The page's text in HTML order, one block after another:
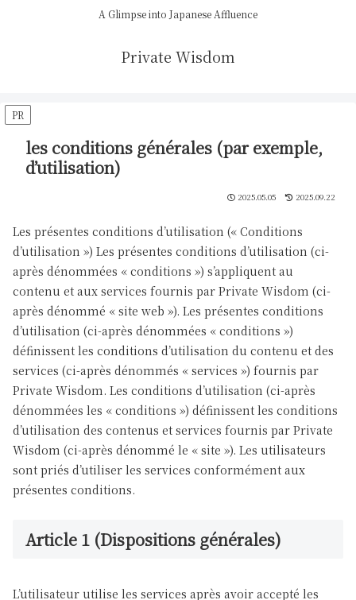
A Glimpse into Japanese Affluence
Private Wisdom
PR
les conditions générales (par exemple,
d’utilisation)
2025.05.05 2025.09.22
Les présentes conditions d’utilisation (« Conditions
d’utilisation ») Les présentes conditions d’utilisation (ci-
après dénommées « conditions ») s’appliquent au
contenu et aux services fournis par Private Wisdom (ci-
après dénommé « site web »). Les présentes conditions
d’utilisation (ci-après dénommées « conditions »)
définissent les conditions d’utilisation du contenu et des
services (ci-après dénommés « services ») fournis par
Private Wisdom. Les conditions d’utilisation (ci-après
dénommées les « conditions ») définissent les conditions
d’utilisation des contenus et services fournis par Private
Wisdom (ci-après dénommé le « site »). Les utilisateurs
sont priés d’utiliser les services conformément aux
présentes conditions.
Article 1 (Dispositions générales)
L’utilisateur utilise les services après avoir accepté les